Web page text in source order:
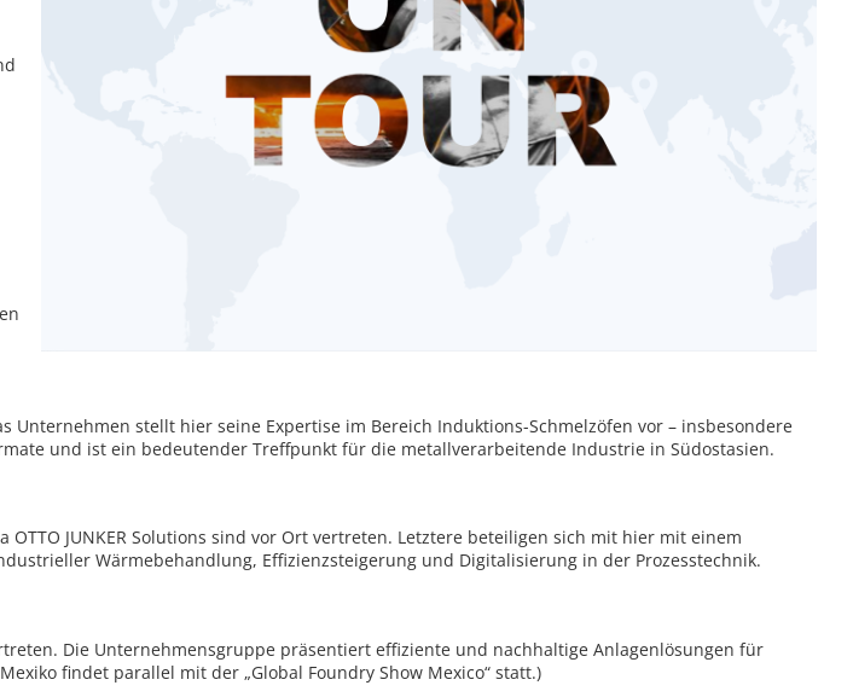
Unternehmen stellt hier seine Expertise im Bereich Induktions-Schmelzöfen vor – insbesondere
und ist ein bedeutender Treffpunkt für die metallverarbeitende Industrie in Südostasien.
JUNKER Solutions sind vor Ort vertreten. Letztere beteiligen sich mit hier mit einem
Wärmebehandlung, Effizienzsteigerung und Digitalisierung in der Prozesstechnik.
Die Unternehmensgruppe präsentiert effiziente und nachhaltige Anlagenlösungen für
findet parallel mit der „Global Foundry Show Mexico“ statt.)